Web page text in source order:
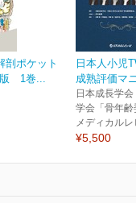
剖ポケット
1巻...
日本人小児
成熟評価マ
日本成長学
学会「骨年
メディカル
¥5,500